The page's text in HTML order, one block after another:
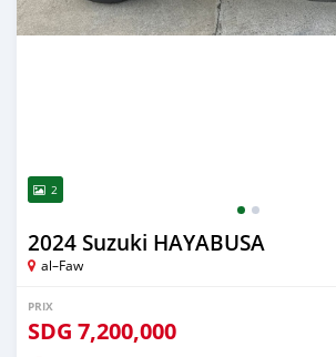
2
2024 Suzuki HAYABUSA
al–Faw
PRIX
SDG 7,200,000